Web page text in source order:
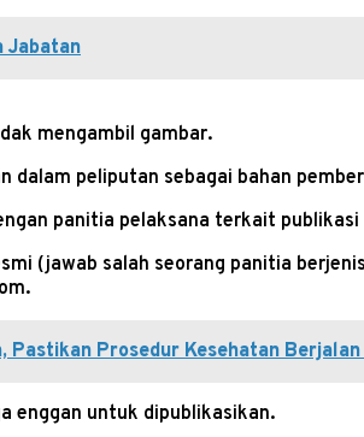
Jabatan
mengambil gambar.
dalam peliputan sebagai bahan
panitia pelaksana terkait
(jawab salah seorang panitia
Pastikan Prosedur Kesehatan
enggan untuk dipublikasikan.